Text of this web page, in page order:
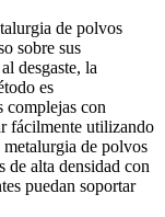
de polvos
sobre sus
desgaste, la
es
complejas con
fácilmente utilizando
de polvos
de alta densidad con
puedan soportar